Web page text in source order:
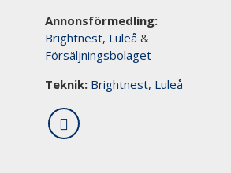
Annonsförmedling:
Brightnest, Luleå &
Försäljningsbolaget
Teknik: Brightnest, Luleå